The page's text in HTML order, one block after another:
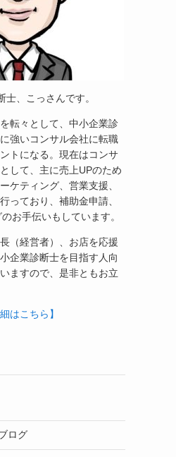
、こっさんです。
転々として、中小企業診
強いコンサル会社に転職
トになる。現在はコンサ
して、主に売上UPのため
ケティング、営業支援、
っており、補助金申請、
お手伝いもしています。
（経営者）、お店を応援
企業診断士を目指す人向
ますので、是非ともお立
はこちら】
ログ